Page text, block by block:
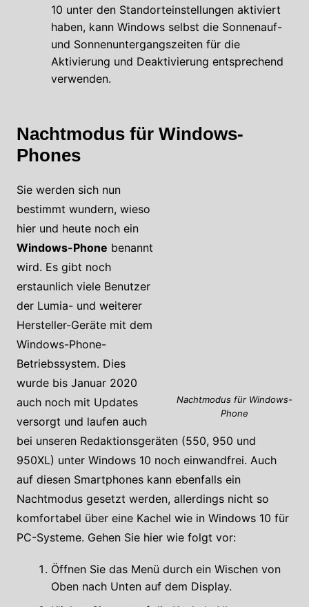
10 unter den Standorteinstellungen aktiviert
haben, kann Windows selbst die Sonnenauf-
und Sonnenuntergangszeiten für die
Aktivierung und Deaktivierung entsprechend
verwenden.
Nachtmodus für Windows-
Phones
Nachtmodus für Windows-
Phone
Sie werden sich nun
bestimmt wundern, wieso
hier und heute noch ein
Windows-Phone benannt
wird. Es gibt noch
erstaunlich viele Benutzer
der Lumia- und weiterer
Hersteller-Geräte mit dem
Windows-Phone-
Betriebssystem. Dies
wurde bis Januar 2020
auch noch mit Updates
versorgt und laufen auch
bei unseren Redaktionsgeräten (550, 950 und
950XL) unter Windows 10 noch einwandfrei. Auch
auf diesen Smartphones kann ebenfalls ein
Nachtmodus gesetzt werden, allerdings nicht so
komfortabel über eine Kachel wie in Windows 10 für
PC-Systeme. Gehen Sie hier wie folgt vor:
Öffnen Sie das Menü durch ein Wischen von
Oben nach Unten auf dem Display.